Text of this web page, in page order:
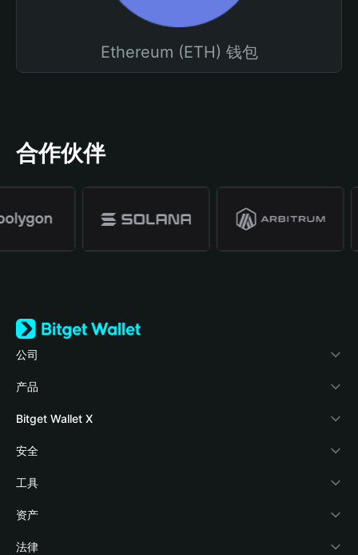
Ethereum (ETH) 钱包
合作伙伴
公司
关于 Bitget Wallet
博客
学院
加密资讯
帮助中心
联系我们
产品
加密卡
稳定币理财
Payfi Crypto
Crypto Swap API
山寨季指数
Bitget Wallet X
开发者文档
接入钱包
Bitget Wallet Pay
合作上架
安全
风险保障基金
安全防护技术
工具
快捷买币
授权检测
资产
Arbitrum
法律